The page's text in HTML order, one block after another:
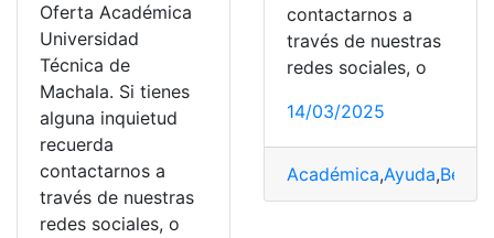
Oferta Académica
Universidad
Técnica de
Machala. Si tienes
alguna inquietud
recuerda
contactarnos a
través de nuestras
redes sociales, o
contactarnos a
través de nuestras
redes sociales, o
14/03/2025
Académica,Ayuda,Becas